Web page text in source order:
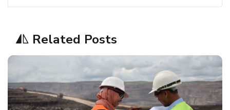
Related Posts